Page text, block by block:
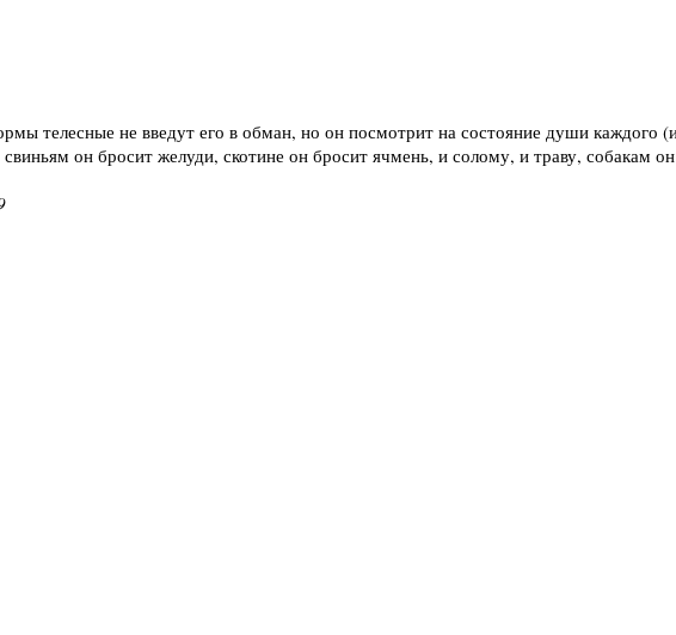
телесные не введут его в обман, но он посмотрит на состояние души каждого
он бросит желуди, скотине он бросит ячмень, и солому, и траву, собакам